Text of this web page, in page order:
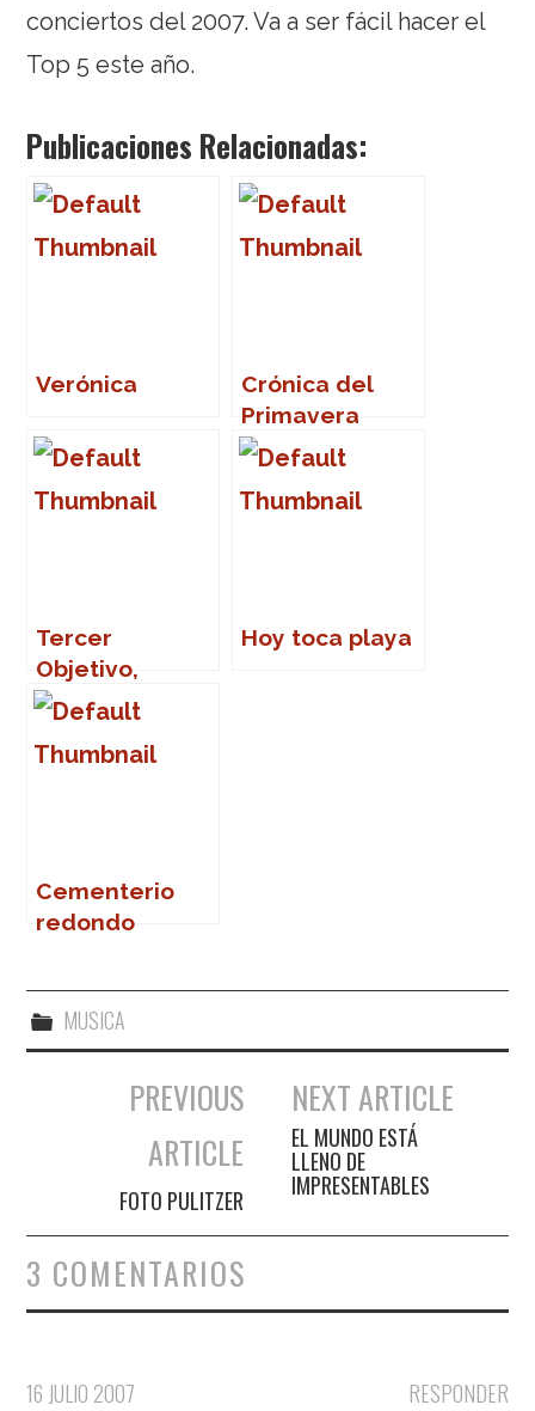
conciertos del 2007. Va a ser fácil hacer el
Top 5 este año.
Publicaciones Relacionadas:
Verónica
Crónica del
Primavera
Sound 2007
Tercer
Objetivo,
cumplido
Hoy toca playa
Cementerio
redondo
MUSICA
Navegación de entradas
PREVIOUS
ARTICLE
FOTO PULITZER
NEXT ARTICLE
EL MUNDO ESTÁ
LLENO DE
IMPRESENTABLES
3 COMENTARIOS
RESPONDER
16 JULIO 2007